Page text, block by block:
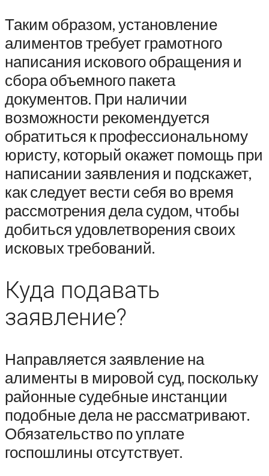
Таким образом, установление
алиментов требует грамотного
написания искового обращения и
сбора объемного пакета
документов. При наличии
возможности рекомендуется
обратиться к профессиональному
юристу, который окажет помощь при
написании заявления и подскажет,
как следует вести себя во время
рассмотрения дела судом, чтобы
добиться удовлетворения своих
исковых требований.
Куда подавать
заявление?
Направляется заявление на
алименты в мировой суд, поскольку
районные судебные инстанции
подобные дела не рассматривают.
Обязательство по уплате
госпошлины отсутствует.